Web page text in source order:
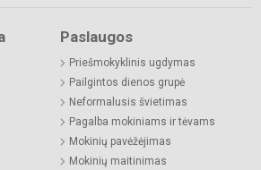
Paslaugos
Priešmokyklinis ugdymas
Pailgintos dienos grupė
Neformalusis švietimas
Pagalba mokiniams ir tėvams
Mokinių pavėžėjimas
Mokinių maitinimas